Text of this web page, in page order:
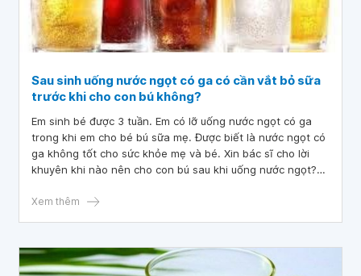
Sau sinh uống nước ngọt có ga có cần vắt bỏ sữa
trước khi cho con bú không?
Em sinh bé được 3 tuần. Em có lỡ uống nước ngọt có ga
trong khi em cho bé bú sữa mẹ. Được biết là nước ngọt có
ga không tốt cho sức khỏe mẹ và bé. Xin bác sĩ cho lời
khuyên khi nào nên cho con bú sau khi uống nước ngọt?
cho con bú không?
Xem thêm